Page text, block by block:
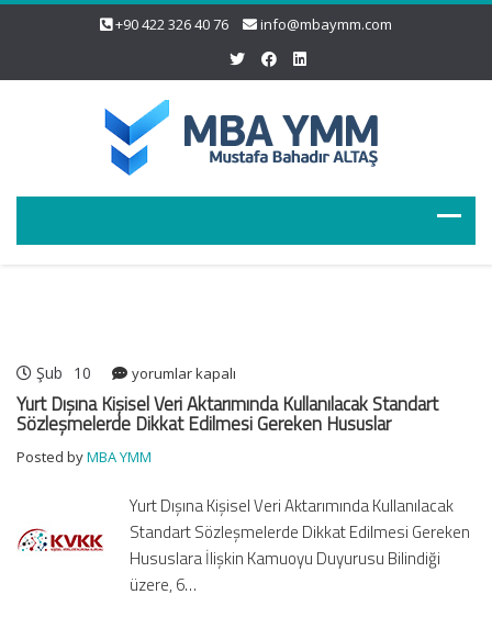
+90 422 326 40 76 info@mbaymm.com
Şub 10
Yurt
Dışına
Kişisel
Aktarımında
Standart
Sözleşmelerde
Dikkat
Edilmesi
yorumlar kapalı
Yurt Dışına Kişisel Veri Aktarımında Kullanılacak Standart
Sözleşmelerde Dikkat Edilmesi Gereken Hususlar
Posted byMBA YMM
Yurt Dışına Kişisel Veri Aktarımında Kullanılacak
Standart Sözleşmelerde Dikkat Edilmesi Gereken
Hususlara İlişkin Kamuoyu Duyurusu Bilindiği
üzere, 6…